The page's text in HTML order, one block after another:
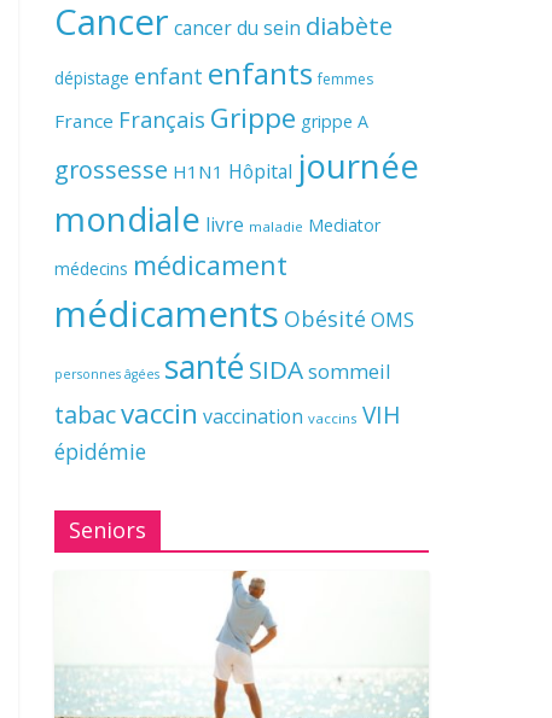
Cancer cancer du sein diabète
dépistage enfant enfants femmes
France Français Grippe grippe A
grossesse H1N1 Hôpital journée
mondiale livre maladie Mediator
médecins médicament
médicaments Obésité OMS
personnes âgées santé SIDAsommeil
tabacvaccin vaccination vaccins VIH
épidémie
Seniors